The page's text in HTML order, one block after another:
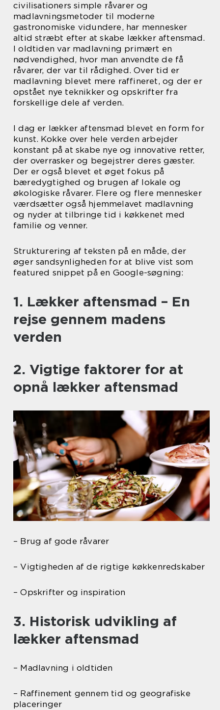
civilisationers simple råvarer og
madlavningsmetoder til moderne
gastronomiske vidundere, har mennesker
altid stræbt efter at skabe lækker aftensmad.
I oldtiden var madlavning primært en
nødvendighed, hvor man anvendte de få
råvarer, der var til rådighed. Over tid er
madlavning blevet mere raffineret, og der er
opstået nye teknikker og opskrifter fra
forskellige dele af verden.
I dag er lækker aftensmad blevet en form for
kunst. Kokke over hele verden arbejder
konstant på at skabe nye og innovative retter,
der overrasker og begejstrer deres gæster.
Der er også blevet et øget fokus på
bæredygtighed og brugen af lokale og
økologiske råvarer. Flere og flere mennesker
værdsætter også hjemmelavet madlavning
og nyder at tilbringe tid i køkkenet med
familie og venner.
Strukturering af teksten på en måde, der
øger sandsynligheden for at blive vist som
featured snippet på en Google-søgning:
1. Lækker aftensmad – En
rejse gennem madens
verden
2. Vigtige faktorer for at
opnå lækker aftensmad
– Brug af gode råvarer
– Vigtigheden af de rigtige køkkenredskaber
– Opskrifter og inspiration
3. Historisk udvikling af
lækker aftensmad
– Madlavning i oldtiden
– Raffinement gennem tid og geografiske
placeringer